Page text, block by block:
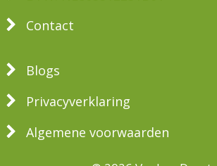
Contact
Blogs
Privacyverklaring
Algemene voorwaarden